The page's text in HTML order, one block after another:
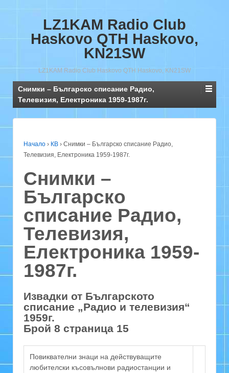
LZ1KAM Radio Club
Haskovo QTH Haskovo,
KN21SW
LZ1KAM Radio Club Haskovo QTH Haskovo, KN21SW
Снимки – Българско списание Радио,
Телевизия, Електроника 1959-1987г.
Начало › КВ › Снимки – Българско списание Радио,
Телевизия, Електроника 1959-1987г.
Снимки –
Българско
списание Радио,
Телевизия,
Електроника 1959-
1987г.
Извадки от Българското
списание „Радио и телевизия“
1959г.
Брой 8 страница 15
Повиквателни знаци на действуващите
любителски късовълнови радиостанции и